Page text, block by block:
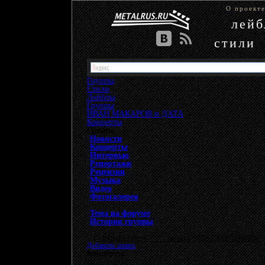
О проекте
стили
Группы
Стили
Лейблы
Группы»
ИВАН МАКАРОВ и ДАТА»
Концерты
Группа
Новости
Концерты
Интервью
Репортажи
Рецензии
Музыка
Видео
Фотогалерея
Тема на форуме
История группы
{"data-ad-client" => "ca-pub-
Добавить запись
Концерты
Пока пусто